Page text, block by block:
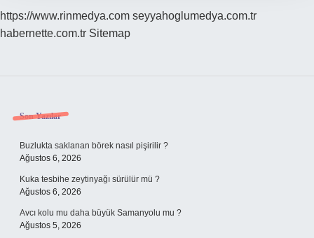
https://www.rinmedya.com seyyahoglumedya.com.tr
habernette.com.tr Sitemap
Sidebar
Son Yazılar
Buzlukta saklanan börek nasıl pişirilir ?
Ağustos 6, 2026
Kuka tesbihe zeytinyağı sürülür mü ?
Ağustos 6, 2026
Avcı kolu mu daha büyük Samanyolu mu ?
Ağustos 5, 2026